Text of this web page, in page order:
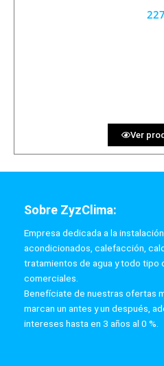
Ver
Sobre ZyzClima:
Empresa dedicada a la
acondicionados, calefacción,
tratamientos de agua y todo tipo
comerciales.
Benefíciate de nuestras ofertas
marcan un antes y un después,
intereses hasta en 3 años al 0 %.